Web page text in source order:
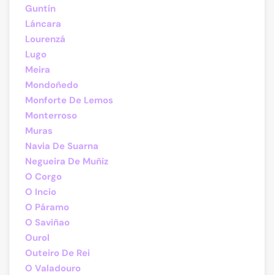
Guntín
Láncara
Lourenzá
Lugo
Meira
Mondoñedo
Monforte De Lemos
Monterroso
Muras
Navia De Suarna
Negueira De Muñiz
O Corgo
O Incio
O Páramo
O Saviñao
Ourol
Outeiro De Rei
O Valadouro